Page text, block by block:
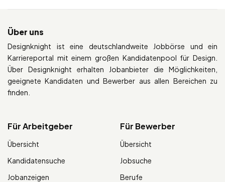
Über uns
Designknight ist eine deutschlandweite Jobbörse und ein
Karriereportal mit einem großen Kandidatenpool für Design.
Über Designknight erhalten Jobanbieter die Möglichkeiten,
geeignete Kandidaten und Bewerber aus allen Bereichen zu
finden.
Für Arbeitgeber
Übersicht
Kandidatensuche
Jobanzeigen
Für Bewerber
Übersicht
Jobsuche
Berufe